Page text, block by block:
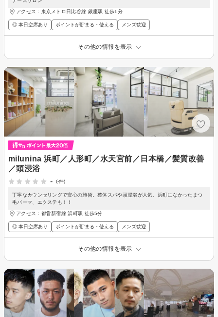
アクセス：東京メトロ日比谷線 銀座駅 徒歩1分
◎ 本日空席あり ポイントが貯まる・使える メンズ歓迎
その他の情報を表示
milunina 浜町／人形町／水天宮前／日本橋／髪質改善
／頭浸浴
-
(-件)
丁寧なカウンセリングで安心の施術。整体スパや頭浸浴が人気。浜町になかったまつ
毛パーマ、エクステも！！
アクセス：都営新宿線 浜町駅 徒歩5分
◎ 本日空席あり ポイントが貯まる・使える メンズ歓迎
その他の情報を表示